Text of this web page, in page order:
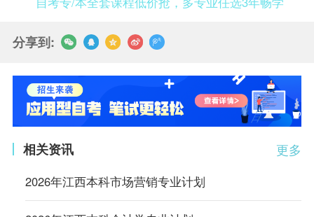
分享到:
更多
相关资讯
2026年江西本科市场营销专业计划